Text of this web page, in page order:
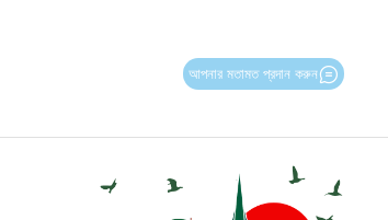
আপনার মতামত প্রদান করুন